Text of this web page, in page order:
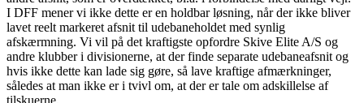
I DFF mener vi ikke dette er en holdbar løsning, når der ikke bliver
lavet reelt markeret afsnit til udebaneholdet med synlig
afskærmning. Vi vil på det kraftigste opfordre Skive Elite A/S og
andre klubber i divisionerne, at der finde separate udebaneafsnit og
hvis ikke dette kan lade sig gøre, så lave kraftige afmærkninger,
således at man ikke er i tvivl om, at der er tale om adskillelse af
tilskuerne.